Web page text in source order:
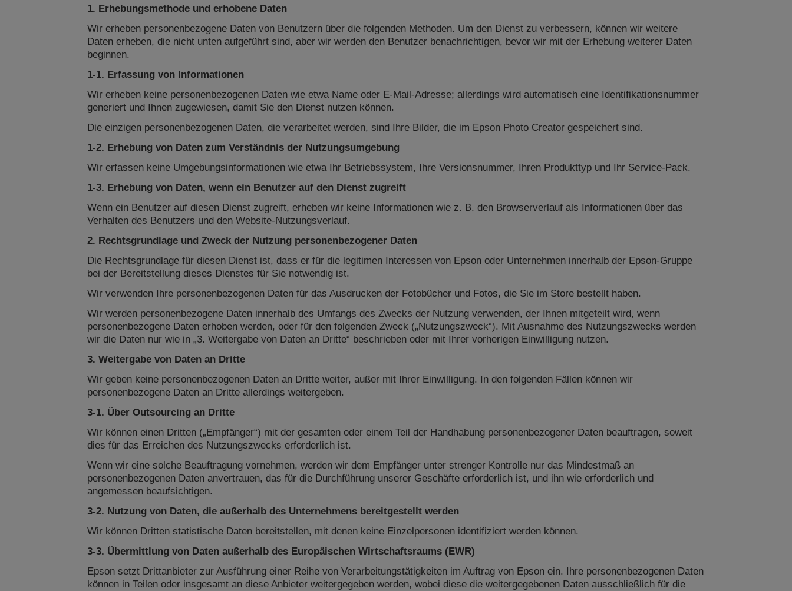
1. Erhebungsmethode und erhobene Daten
Wir erheben personenbezogene Daten von Benutzern über die folgenden Methoden. Um den Dienst zu verbessern, können wir weitere
Daten erheben, die nicht unten aufgeführt sind, aber wir werden den Benutzer benachrichtigen, bevor wir mit der Erhebung weiterer Daten
beginnen.
1-1. Erfassung von Informationen
Wir erheben keine personenbezogenen Daten wie etwa Name oder E-Mail-Adresse; allerdings wird automatisch eine Identifikationsnummer
generiert und Ihnen zugewiesen, damit Sie den Dienst nutzen können.
Die einzigen personenbezogenen Daten, die verarbeitet werden, sind Ihre Bilder, die im Epson Photo Creator gespeichert sind.
1-2. Erhebung von Daten zum Verständnis der Nutzungsumgebung
Wir erfassen keine Umgebungsinformationen wie etwa Ihr Betriebssystem, Ihre Versionsnummer, Ihren Produkttyp und Ihr Service-Pack.
1-3. Erhebung von Daten, wenn ein Benutzer auf den Dienst zugreift
Wenn ein Benutzer auf diesen Dienst zugreift, erheben wir keine Informationen wie z. B. den Browserverlauf als Informationen über das
Verhalten des Benutzers und den Website-Nutzungsverlauf.
2. Rechtsgrundlage und Zweck der Nutzung personenbezogener Daten
Die Rechtsgrundlage für diesen Dienst ist, dass er für die legitimen Interessen von Epson oder Unternehmen innerhalb der Epson-Gruppe
bei der Bereitstellung dieses Dienstes für Sie notwendig ist.
Wir verwenden Ihre personenbezogenen Daten für das Ausdrucken der Fotobücher und Fotos, die Sie im Store bestellt haben.
Wir werden personenbezogene Daten innerhalb des Umfangs des Zwecks der Nutzung verwenden, der Ihnen mitgeteilt wird, wenn
personenbezogene Daten erhoben werden, oder für den folgenden Zweck („Nutzungszweck“). Mit Ausnahme des Nutzungszwecks werden
wir die Daten nur wie in „3. Weitergabe von Daten an Dritte“ beschrieben oder mit Ihrer vorherigen Einwilligung nutzen.
3. Weitergabe von Daten an Dritte
Wir geben keine personenbezogenen Daten an Dritte weiter, außer mit Ihrer Einwilligung. In den folgenden Fällen können wir
personenbezogene Daten an Dritte allerdings weitergeben.
3-1. Über Outsourcing an Dritte
Wir können einen Dritten („Empfänger“) mit der gesamten oder einem Teil der Handhabung personenbezogener Daten beauftragen, soweit
dies für das Erreichen des Nutzungszwecks erforderlich ist.
Wenn wir eine solche Beauftragung vornehmen, werden wir dem Empfänger unter strenger Kontrolle nur das Mindestmaß an
personenbezogenen Daten anvertrauen, das für die Durchführung unserer Geschäfte erforderlich ist, und ihn wie erforderlich und
angemessen beaufsichtigen.
3-2. Nutzung von Daten, die außerhalb des Unternehmens bereitgestellt werden
Wir können Dritten statistische Daten bereitstellen, mit denen keine Einzelpersonen identifiziert werden können.
3-3. Übermittlung von Daten außerhalb des Europäischen Wirtschaftsraums (EWR)
Epson setzt Drittanbieter zur Ausführung einer Reihe von Verarbeitungstätigkeiten im Auftrag von Epson ein. Ihre personenbezogenen Daten
können in Teilen oder insgesamt an diese Anbieter weitergegeben werden, wobei diese die weitergegebenen Daten ausschließlich für die